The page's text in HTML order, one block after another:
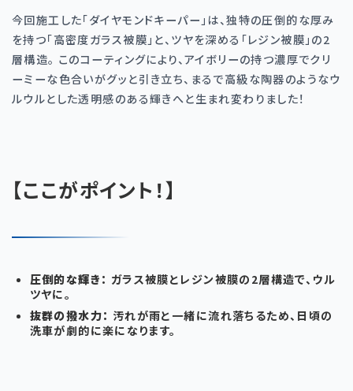
今回施工した「ダイヤモンドキーパー」は、独特の圧倒的な厚み
を持つ「高密度ガラス被膜」と、ツヤを深める「レジン被膜」の2
層構造。 このコーティングにより、アイボリーの持つ濃厚でクリ
ーミーな色合いがグッと引き立ち、まるで高級な陶器のようなウ
ルウルとした透明感のある輝きへと生まれ変わりました！
【ここがポイント！】
圧倒的な輝き： ガラス被膜とレジン被膜の 2層構造で、ウル
ツヤに。
抜群の撥水力： 汚れが雨と一緒に流れ落ちるため、日頃の
洗車が劇的に楽になります。